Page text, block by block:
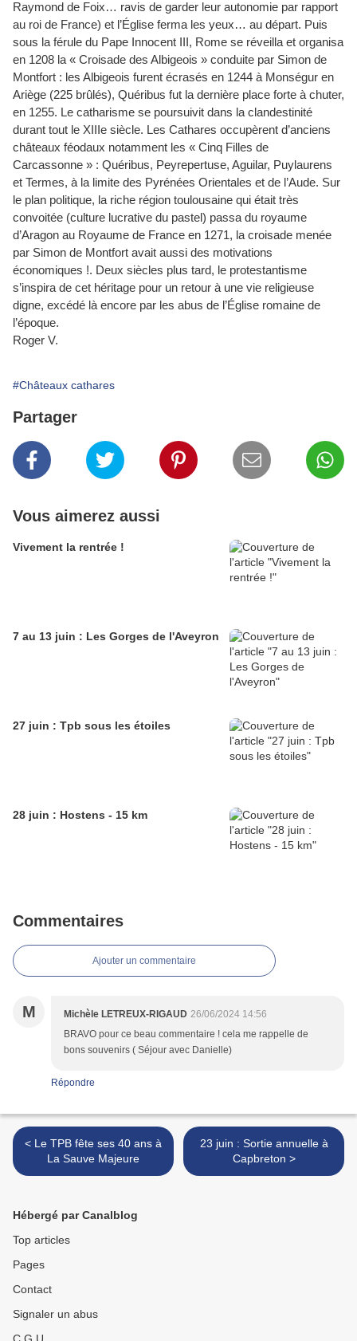
Raymond de Foix… ravis de garder leur autonomie par rapport
au roi de France) et l’Église ferma les yeux… au départ. Puis
sous la férule du Pape Innocent III, Rome se réveilla et organisa
en 1208 la « Croisade des Albigeois » conduite par Simon de
Montfort : les Albigeois furent écrasés en 1244 à Monségur en
Ariège (225 brûlés), Quéribus fut la dernière place forte à chuter,
en 1255. Le catharisme se poursuivit dans la clandestinité
durant tout le XIIIe siècle. Les Cathares occupèrent d’anciens
châteaux féodaux notamment les « Cinq Filles de
Carcassonne » : Quéribus, Peyrepertuse, Aguilar, Puylaurens
et Termes, à la limite des Pyrénées Orientales et de l’Aude. Sur
le plan politique, la riche région toulousaine qui était très
convoitée (culture lucrative du pastel) passa du royaume
d’Aragon au Royaume de France en 1271, la croisade menée
par Simon de Montfort avait aussi des motivations
économiques !. Deux siècles plus tard, le protestantisme
s’inspira de cet héritage pour un retour à une vie religieuse
digne, excédé là encore par les abus de l’Église romaine de
l’époque.
Roger V.
#Châteaux cathares
Partager
Vous aimerez aussi
Vivement la rentrée !
7 au 13 juin : Les Gorges de l'Aveyron
27 juin : Tpb sous les étoiles
28 juin : Hostens - 15 km
Commentaires
Ajouter un commentaire
M Michèle LETREUX-RIGAUD 26/06/2024 14:56
BRAVO pour ce beau commentaire ! cela me rappelle de
bons souvenirs ( Séjour avec Danielle)
Répondre
< Le TPB fête ses 40 ans à
La Sauve Majeure
23 juin : Sortie annuelle à
Capbreton >
Hébergé par Canalblog
Top articles
Pages
Contact
Signaler un abus